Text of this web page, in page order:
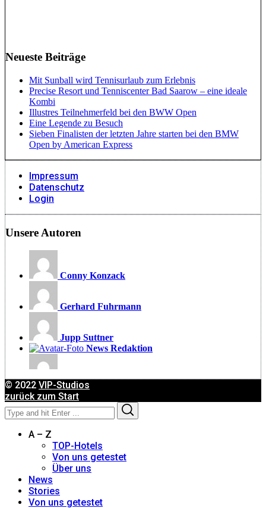
Neueste Beiträge
Mit Sunball wird Tennisurlaub zum Erlebnis
Precise Resort und Tenniscenter Bad Saarow – eine ideale
Kombi
Illustres Teilnehmerfeld bei den BWW Open
Eine Legende zu Besuch
Sieben Finalisten der letzten Jahre starten bei den BMW
Open by American Express
Impressum
Datenschutz
Login
Unsere Autoren
Conny Konzack
Gerhard Fuhrmann
Jupp Suttner
News Redaktion
Moritz Feichtmeyer
© 2022 VIP-Studios
zurück zum Start
Search
for:
A – Z
TOP-Hotels
Von uns getestet
Über uns
News
Stories
Von uns getestet